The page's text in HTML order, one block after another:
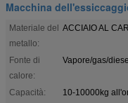
Macchina
Materiale del
metallo:
ACCIAIO AL
Fonte di
calore:
Vapore/gas/
Capacità:
10-10000kg